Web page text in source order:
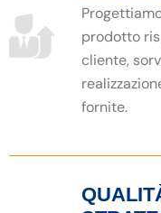
prodotto
cliente,
fornite.